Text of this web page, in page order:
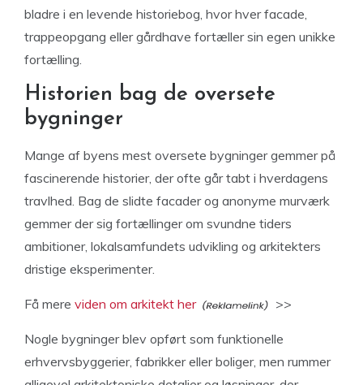
bladre i en levende historiebog, hvor hver facade,
trappeopgang eller gårdhave fortæller sin egen unikke
fortælling.
Historien bag de oversete
bygninger
Mange af byens mest oversete bygninger gemmer på
fascinerende historier, der ofte går tabt i hverdagens
travlhed. Bag de slidte facader og anonyme murværk
gemmer der sig fortællinger om svundne tiders
ambitioner, lokalsamfundets udvikling og arkitekters
dristige eksperimenter.
Få mere viden om arkitekt her >>
Nogle bygninger blev opført som funktionelle
erhvervsbyggerier, fabrikker eller boliger, men rummer